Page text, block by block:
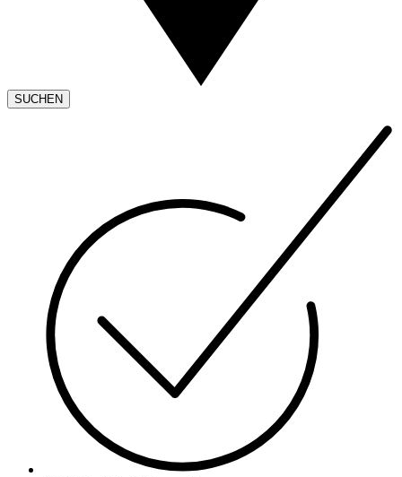
SUCHEN